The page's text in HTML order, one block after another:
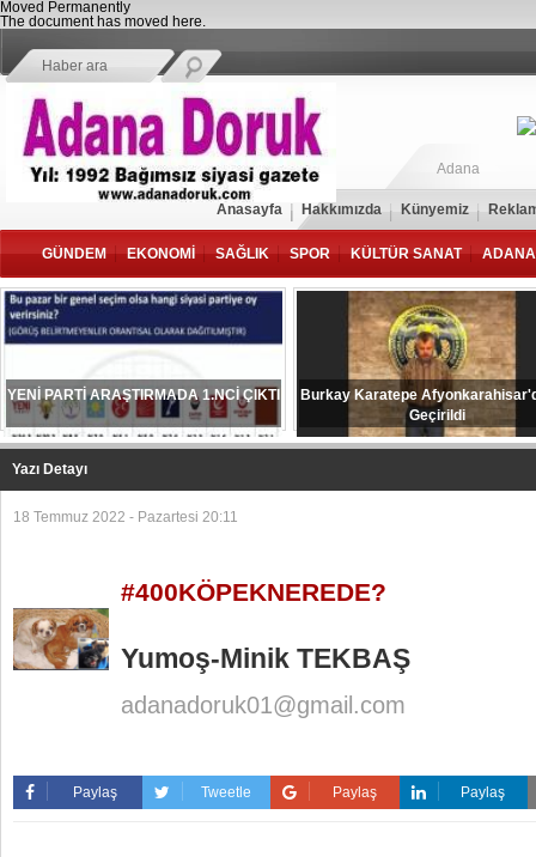
Moved Permanently
The document has moved here.
Adana
Anasayfa Hakkımızda Künyemiz
GÜNDEM EKONOMİ SAĞLIK SPOR KÜLTÜR SANAT ADANA
YENİ PARTİ ARAŞTIRMADA 1.NCİ ÇIKTI
Burkay Karatepe
Geçirildi
Yazı Detayı
18 Temmuz 2022 - Pazartesi 20:11
#400KÖPEKNEREDE?
Yumoş-Minik TEKBAŞ
adanadoruk01@gmail.com
Paylaş Tweetle Paylaş Paylaş